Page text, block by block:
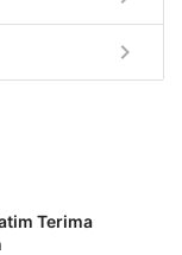
chevron_right
Terima